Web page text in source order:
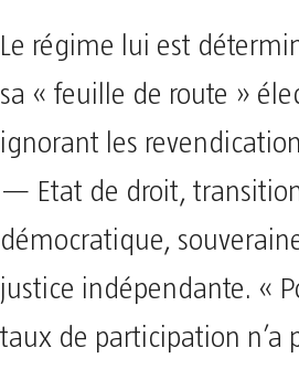
Le régime lui est
sa « feuille de route »
ignorant les
— Etat de droit,
démocratique,
justice indépendante. «
taux de participation n’a